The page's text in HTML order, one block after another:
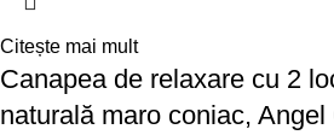
Citește mai mult
Canapea de relaxare cu 2
naturală maro coniac, Angel